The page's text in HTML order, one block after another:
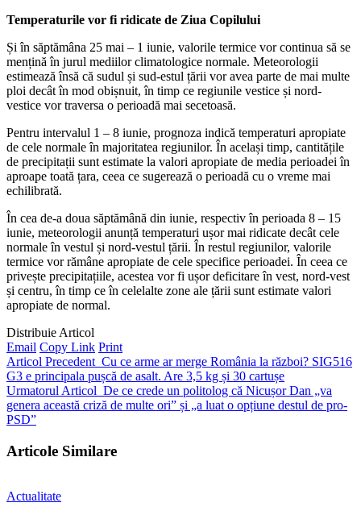
Temperaturile vor fi ridicate de Ziua Copilului
Și în săptămâna 25 mai – 1 iunie, valorile termice vor continua să se
mențină în jurul mediilor climatologice normale. Meteorologii
estimează însă că sudul și sud-estul țării vor avea parte de mai multe
ploi decât în mod obișnuit, în timp ce regiunile vestice și nord-
vestice vor traversa o perioadă mai secetoasă.
Pentru intervalul 1 – 8 iunie, prognoza indică temperaturi apropiate
de cele normale în majoritatea regiunilor. În același timp, cantitățile
de precipitații sunt estimate la valori apropiate de media perioadei în
aproape toată țara, ceea ce sugerează o perioadă cu o vreme mai
echilibrată.
În cea de-a doua săptămână din iunie, respectiv în perioada 8 – 15
iunie, meteorologii anunță temperaturi ușor mai ridicate decât cele
normale în vestul și nord-vestul țării. În restul regiunilor, valorile
termice vor rămâne apropiate de cele specifice perioadei. În ceea ce
privește precipitațiile, acestea vor fi ușor deficitare în vest, nord-vest
și centru, în timp ce în celelalte zone ale țării sunt estimate valori
apropiate de normal.
Distribuie Articol
Email Copy Link Print
Articol Precedent Cu ce arme ar merge România la război? SIG516
G3 e principala pușcă de asalt. Are 3,5 kg și 30 cartușe
Urmatorul Articol De ce crede un politolog că Nicușor Dan „va
genera această criză de multe ori” și „a luat o opțiune destul de pro-
PSD”
Articole Similare
Actualitate